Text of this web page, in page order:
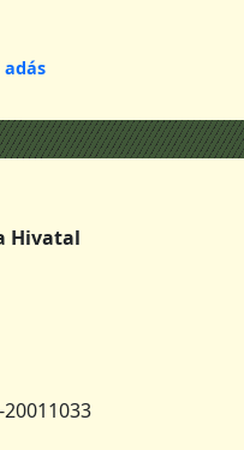
Hivatal